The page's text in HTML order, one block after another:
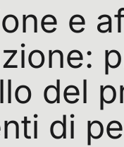
e
del
di